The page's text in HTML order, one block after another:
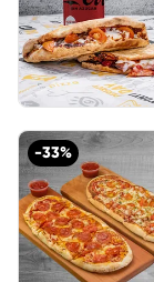
-33%